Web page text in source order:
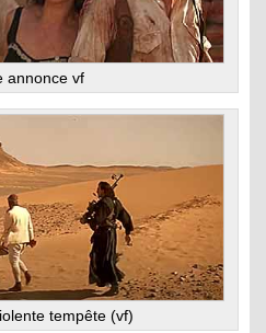
annonce vf
tempête (vf)